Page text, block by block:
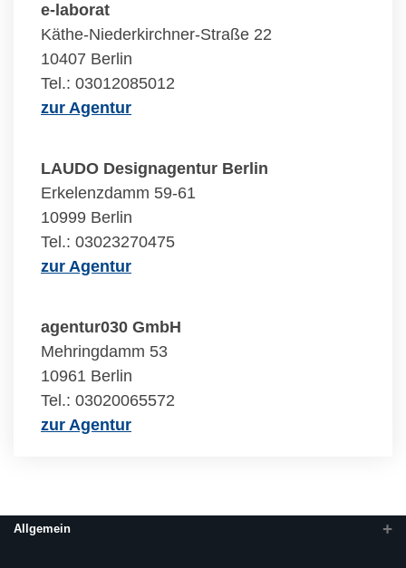
e-laborat
Käthe-Niederkirchner-Straße 22
10407 Berlin
Tel.: 03012085012
zur Agentur
LAUDO Designagentur Berlin
Erkelenzdamm 59-61
10999 Berlin
Tel.: 03023270475
zur Agentur
agentur030 GmbH
Mehringdamm 53
10961 Berlin
Tel.: 03020065572
zur Agentur
Allgemein